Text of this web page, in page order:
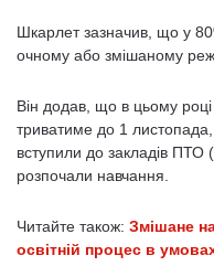
Шкарлет зазначив, що у
очному або змішаному
Він додав, що в цьому
триватиме до 1 листопада,
вступили до закладів ПТО
розпочали навчання.
Читайте також: Змішане
освітній процес в